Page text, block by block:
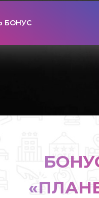
БОНУС